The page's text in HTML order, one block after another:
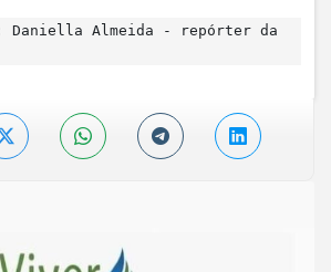
Daniella Almeida - repórter da